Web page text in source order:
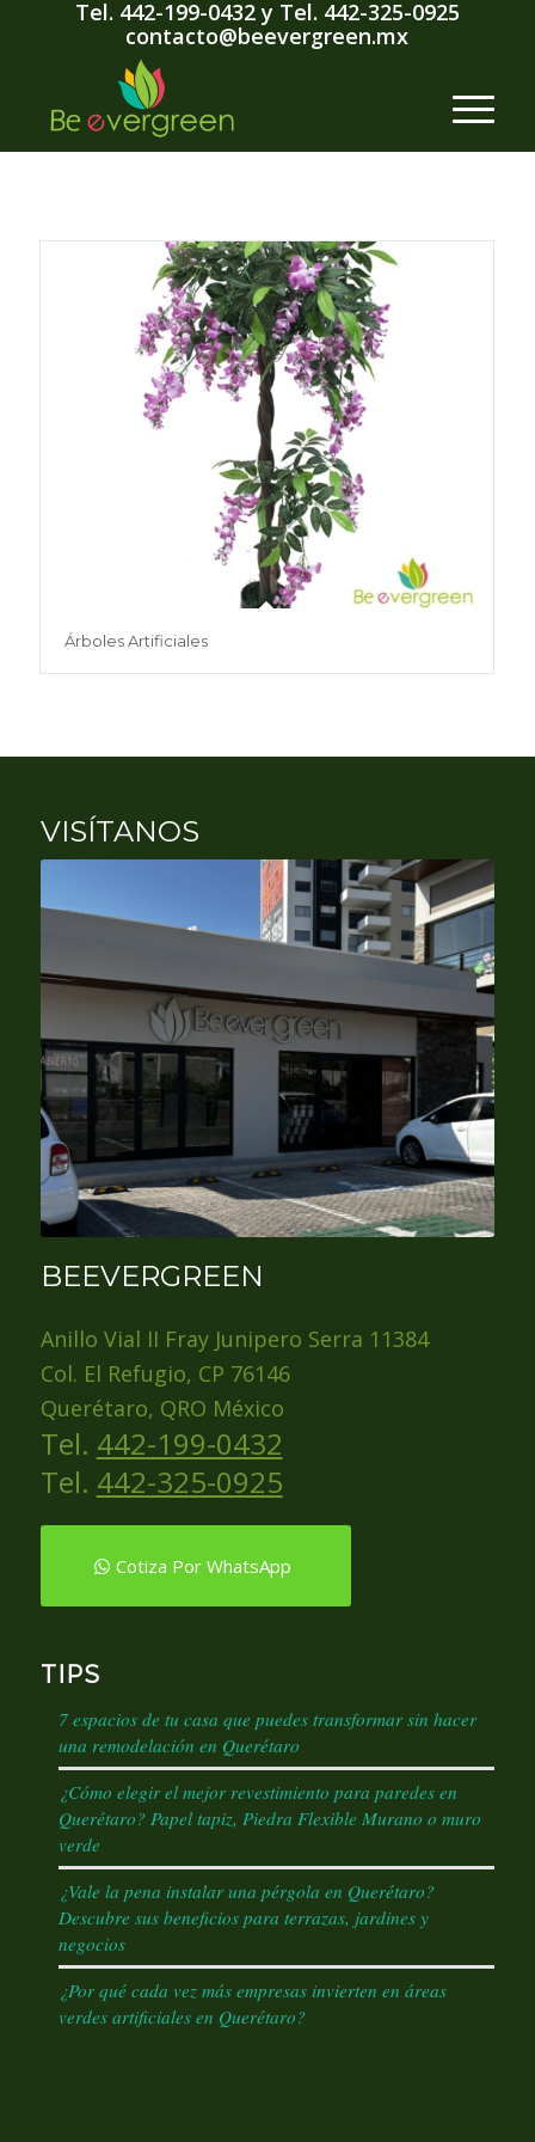
Tel. 442-199-0432y Tel. 442-325-0925
contacto@beevergreen.mx
Árboles Artificiales
VISÍTANOS
BEEVERGREEN
Anillo Vial II Fray Junipero Serra 11384
Col. El Refugio, CP 76146
Querétaro, QRO México
Tel. 442-199-0432
Tel. 442-325-0925
Cotiza Por WhatsApp
TIPS
7 espacios de tu casa que puedes transformar sin hacer
una remodelación en Querétaro
¿Cómo elegir el mejor revestimiento para paredes en
Querétaro? Papel tapiz, Piedra Flexible Murano o muro
verde
¿Vale la pena instalar una pérgola en Querétaro?
Descubre sus beneficios para terrazas, jardines y
negocios
¿Por qué cada vez más empresas invierten en áreas
verdes artificiales en Querétaro?